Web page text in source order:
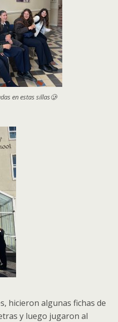
en estas sillas🥲
hicieron algunas fichas de
y luego jugaron al